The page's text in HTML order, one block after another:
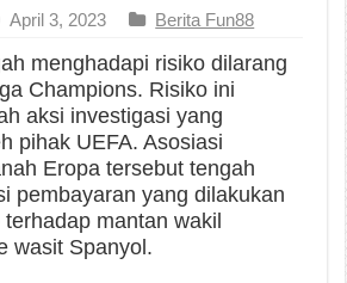
April 3, 2023 Berita Fun88
menghadapi risiko dilarang
Champions. Risiko ini
aksi investigasi yang
pihak UEFA. Asosiasi
Eropa tersebut tengah
pembayaran yang dilakukan
mantan wakil
wasit Spanyol.